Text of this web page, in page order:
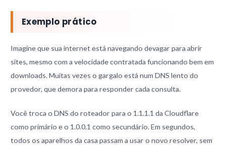
Exemplo prático
Imagine que sua internet está navegando devagar para abrir
sites, mesmo com a velocidade contratada funcionando bem em
downloads. Muitas vezes o gargalo está num DNS lento do
provedor, que demora para responder cada consulta.
Você troca o DNS do roteador para o 1.1.1.1 da Cloudflare
como primário e o 1.0.0.1 como secundário. Em segundos,
todos os aparelhos da casa passam a usar o novo resolver, sem